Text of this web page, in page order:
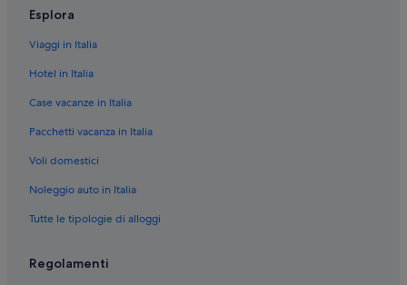
Baveno: Residence
Baveno: Chalet
Baveno: Parchi vacanze
Baveno: Ville
Feriolo: Appartamenti
Isola dei Pescatori: Affittacamere
Isola dei Pescatori: Appartamenti
Esplora
Viaggi in Italia
Hotel in Italia
Case vacanze in Italia
Pacchetti vacanza in Italia
Voli domestici
Noleggio auto in Italia
Tutte le tipologie di alloggi
Regolamenti